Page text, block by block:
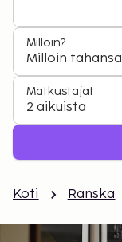
Milloin?
Milloin tahansa
Matkustajat
2 aikuista
Koti Ranska